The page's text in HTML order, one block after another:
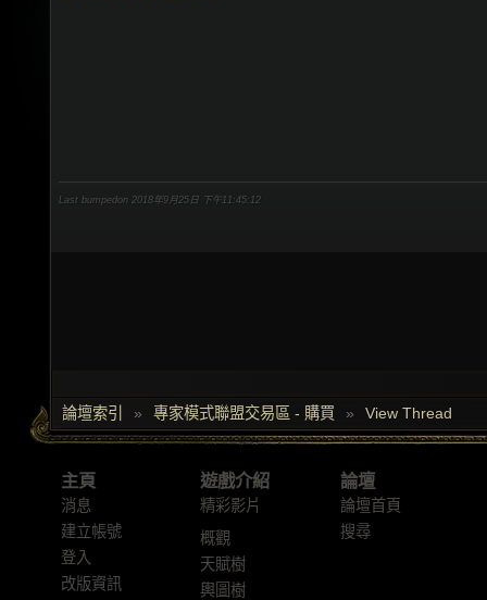
Last bumpedon 2018年9月25日 下午11:45:12
論壇索引 » 專家模式聯盟交易區 - 購買 » View Thread
主頁
消息
建立帳號
登入
改版資訊
遊戲介紹
精彩影片
概觀
天賦樹
輿圖樹
論壇
論壇首頁
搜尋